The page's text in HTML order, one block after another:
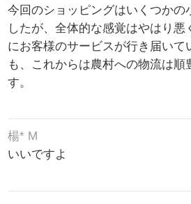
今回のショッピングはいくつかの
したが、全体的な感覚はやはり
にお客様のサービスが行き届いて
も、これからは農村への物流は
す。
楊* M
いいですよ